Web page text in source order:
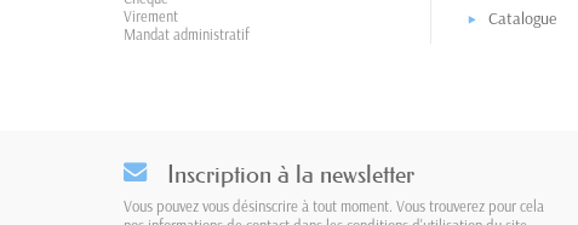
Virement
Mandat administratif
Catalogue
Inscription à la newsletter
Vous pouvez vous désinscrire à tout moment. Vous trouverez pour cela